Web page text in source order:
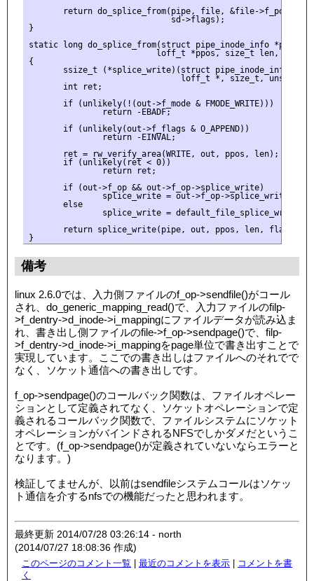
return do_splice_from(pipe, file, &file->f_pos,
                             sd->flags);
}
static long do_splice_from(struct pipe_inode_info
loff_t *ppos, size_t len,
{
ssize_t (*splice_write)(struct pipe_inode_info *,
loff_t *, size_t, unsigned
       int ret;
       if (unlikely(!(out->f_mode & FMODE_WRITE)))
               return -EBADF;
       if (unlikely(out->f_flags & O_APPEND))
               return -EINVAL;
       ret = rw_verify_area(WRITE, out, ppos, len);
       if (unlikely(ret < 0))
               return ret;
       if (out->f_op && out->f_op->splice_write)
               splice_write = out->f_op->splice_write;
       else
               splice_write = default_file_splice_write;
       return splice_write(pipe, out, ppos, len, flags);
備考
linux 2.6.0では、入力側ファイルのf_op->sendfile()がコール
され、do_generic_mapping_read()で、入力ファイルのfilp-
>f_dentry->d_inode->i_mappingにファイルデータが読み込ま
れ、書き出し側ファイルのfile->f_op->sendpage()で、filp-
>f_dentry->d_inode->i_mappingをpage単位で書き出すことで
実現しています。ここでの書き出しはファイルへのそれでで
なく、ソケット通信への書き出しです。
f_op->sendpage()のコールバック関数は、ファイルオペレー
ションとして定義されてなく、ソケットオペレーションで定
義されるコールバック関数で、ファイルシステムにソケット
オペレーションがバインドされるNFSでしかダメだというこ
とです。(f_op->sendpage()が定義されていないならエラーと
なります。)
検証してませんが、以前はsendfileシステムコールはソケッ
ト通信を介するnfsでの機能だったと思われます。
最終更新 2014/07/28 03:26:14 - north
(2014/07/27 18:08:36 作成)
このページのコメント一覧 最近のコメントを表示
コメントを書
く